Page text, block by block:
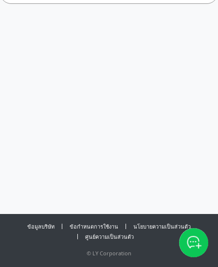
ข้อมูลบริษัท ข้อกำหนดการใช้งาน
นโยบายความเป็นส่วนตัว
ศูนย์ความเป็นส่วนตัว
© LY Corporation